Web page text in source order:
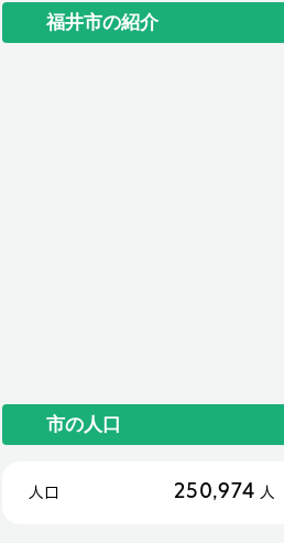
福井市の紹介
市の人口
人口 250,974 人